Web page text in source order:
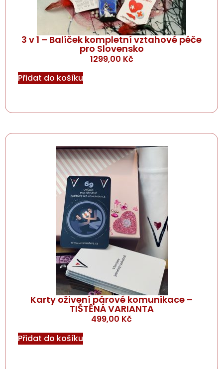
3 v 1 – Balíček kompletní vztahové péče
pro Slovensko
1299,00 Kč
Přidat do košíku
Karty oživení párové komunikace –
TIŠTĚNÁ VARIANTA
499,00 Kč
Přidat do košíku